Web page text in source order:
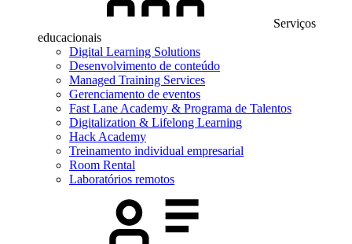
Serviços
educacionais
Digital Learning Solutions
Desenvolvimento de conteúdo
Managed Training Services
Gerenciamento de eventos
Fast Lane Academy & Programa de Talentos
Digitalization & Lifelong Learning
Hack Academy
Treinamento individual empresarial
Room Rental
Laboratórios remotos